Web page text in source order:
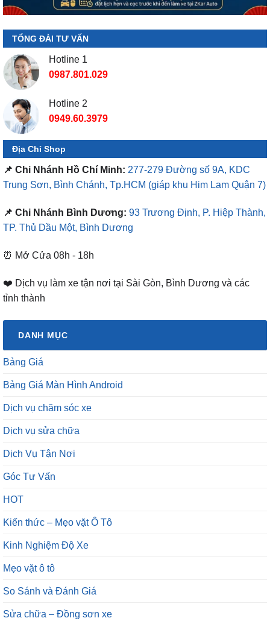
TỔNG ĐÀI TƯ VẤN
Hotline 1
0987.801.029
Hotline 2
0949.60.3979
Địa Chỉ Shop
📌 Chi Nhánh Hồ Chí Minh: 277-279 Đường số 9A, KDC
Trung Sơn, Bình Chánh, Tp.HCM (giáp khu Him Lam Quận 7)
📌 Chi Nhánh Bình Dương: 93 Trương Định, P. Hiệp Thành,
TP. Thủ Dầu Một, Bình Dương
⏰ Mở Cửa 08h - 18h
❤️ Dịch vụ làm xe tận nơi tại Sài Gòn, Bình Dương và các
tỉnh thành
DANH MỤC
Bảng Giá
Bảng Giá Màn Hình Android
Dịch vụ chăm sóc xe
Dịch vụ sửa chữa
Dịch Vụ Tận Nơi
Góc Tư Vấn
HOT
Kiến thức – Mẹo vặt Ô Tô
Kinh Nghiệm Độ Xe
Mẹo vặt ô tô
So Sánh và Đánh Giá
Sửa chữa – Đồng sơn xe